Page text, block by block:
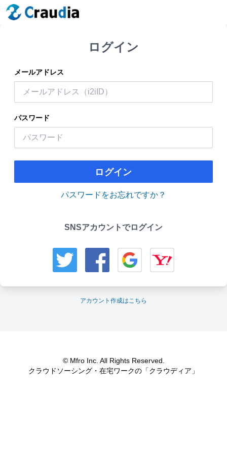
ログイン
メールアドレス
パスワード
ログイン
パスワードをお忘れですか？
SNSアカウントでログイン
アカウント作成はこちら
© Mfro Inc. All Rights Reserved.
クラウドソーシング・在宅ワークの「クラウディア」